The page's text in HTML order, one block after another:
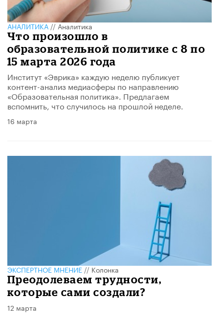
АНАЛИТИКА//Аналитика
Что произошло в
образовательной политике с 8 по
15 марта 2026 года
Институт «Эврика» каждую неделю публикует
контент-анализ медиасферы по направлению
«Образовательная политика». Предлагаем
вспомнить, что случилось на прошлой неделе.
16 марта
ЭКСПЕРТНОЕ МНЕНИЕ//Колонка
Преодолеваем трудности,
которые сами создали?
12 марта